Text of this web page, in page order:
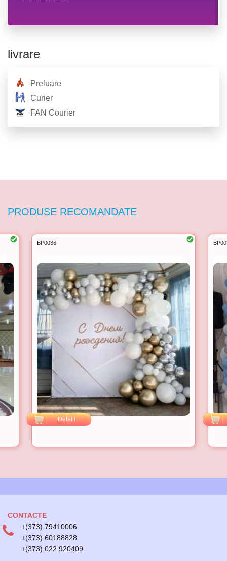
livrare
Preluare
Curier
FAN Courier
PRODUSE RECOMANDATE
BP0036
Detalii
CONTACTE
+(373) 79410006
+(373) 60188828
+(373) 022 920409